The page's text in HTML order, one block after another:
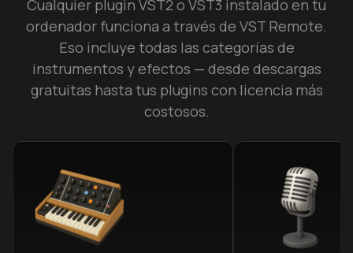
Cualquier plugin VST2 o VST3 instalado en tu
ordenador funciona a través de VST Remote.
Eso incluye todas las categorías de
instrumentos y efectos — desde descargas
gratuitas hasta tus plugins con licencia más
costosos.